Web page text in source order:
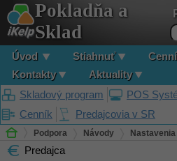
Pokladňa a
Sklad
Úvod Stiahnuť
Kontakty
Aktuality
Skladový program
POS
Cenník
Predajcovia v SR
Podpora Návody Nastavenia
iKelp Predajca - aplikácia sa nedá spustiť,
Predajca